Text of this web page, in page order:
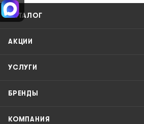
КАТАЛОГ
АКЦИИ
УСЛУГИ
БРЕНДЫ
КОМПАНИЯ